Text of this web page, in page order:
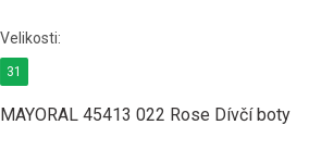
MAYORAL 45413 022 Rose Dívčí boty
31